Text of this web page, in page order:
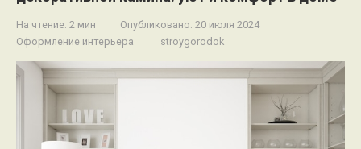
На чтение: 2 мин Опубликовано: 20 июля 2024
Оформление интерьера
stroygorodok